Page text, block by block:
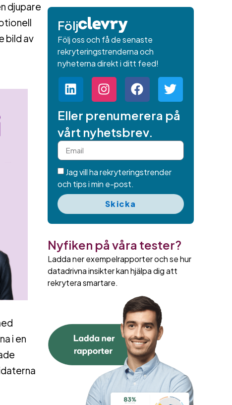
djupare
bild av
i en
Följ
Följ oss och få de senaste
rekryteringstrenderna och
nyheterna direkt i ditt feed!
Eller prenumerera på
vårt nyhetsbrev.
Jag vill ha rekryteringstrender
och tips i min e-post.
Skicka
Nyfiken på våra tester?
Ladda ner exempelrapporter och se hur
datadrivna insikter kan hjälpa dig att
rekrytera smartare.